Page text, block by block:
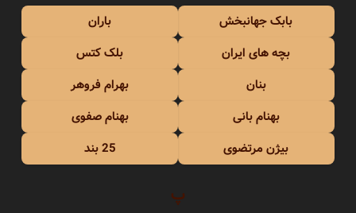
بابک جهانبخش
باران
بچه های ایران
بلک کتس
بنان
بهرام فروهر
بهنام بانی
بهنام صفوی
بیژن مرتضوی
25 بند
پ